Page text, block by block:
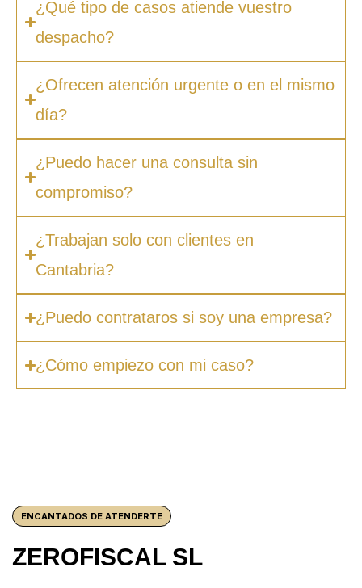
¿Qué tipo de casos atiende vuestro
despacho?
¿Ofrecen atención urgente o en el mismo
día?
¿Puedo hacer una consulta sin
compromiso?
¿Trabajan solo con clientes en
Cantabria?
¿Puedo contrataros si soy una empresa?
¿Cómo empiezo con mi caso?
ENCANTADOS DE ATENDERTE
ZEROFISCAL SL